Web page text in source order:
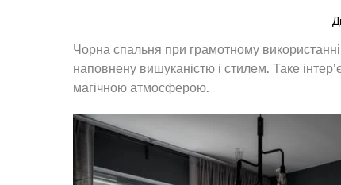
Чорна спальня при грамотному використанні
наповнену вишуканістю і стилем. Таке
магічною атмосферою.